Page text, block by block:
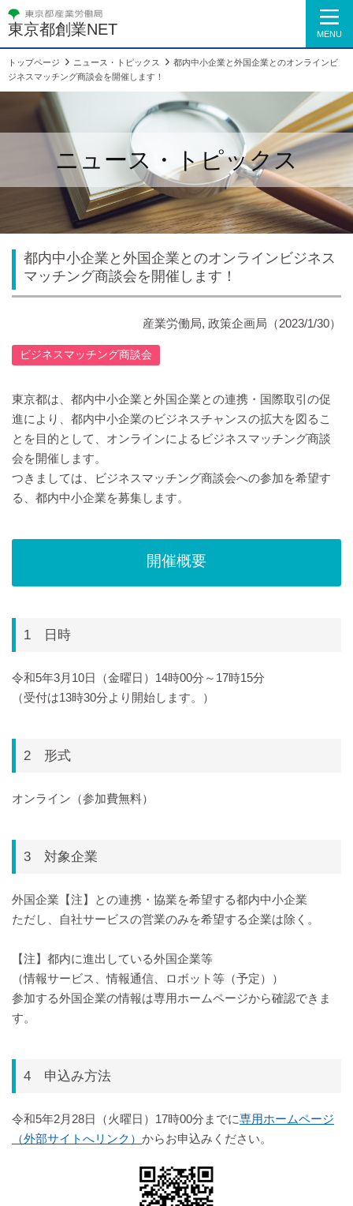
東京都創業NET MENU
トップページ ニュース・トピックス
都内中小企業と外国企業とのオンラインビ
ジネスマッチング商談会を開催します！
ニュース・トピックス
都内中小企業と外国企業とのオンラインビジネス
マッチング商談会を開催します！
産業労働局, 政策企画局（2023/1/30）
ビジネスマッチング商談会
東京都は、都内中小企業と外国企業との連携・国際取引の促
進により、都内中小企業のビジネスチャンスの拡大を図るこ
とを目的として、オンラインによるビジネスマッチング商談
会を開催します。
つきましては、ビジネスマッチング商談会への参加を希望す
る、都内中小企業を募集します。
開催概要
1 日時
令和5年3月10日（金曜日）14時00分～17時15分
（受付は13時30分より開始します。）
2 形式
オンライン（参加費無料）
3 対象企業
外国企業【注】との連携・協業を希望する都内中小企業
ただし、自社サービスの営業のみを希望する企業は除く。
【注】都内に進出している外国企業等
（情報サービス、情報通信、ロボット等（予定））
参加する外国企業の情報は専用ホームページから確認できま
す。
4 申込み方法
令和5年2月28日（火曜日）17時00分までに専用ホームページ
（外部サイトへリンク） からお申込みください。